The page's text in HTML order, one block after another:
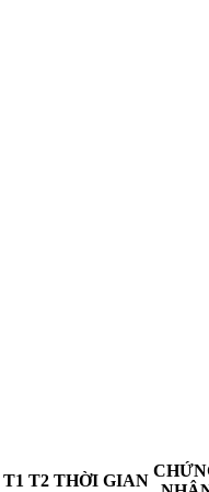
T1 T2 THỜI GIAN